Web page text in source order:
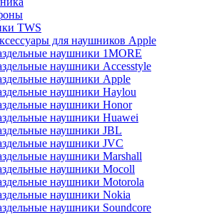
TWS
для наушников Apple
наушники 1MORE
наушники Accesstyle
наушники Apple
наушники Haylou
наушники Honor
наушники Huawei
наушники JBL
наушники JVC
наушники Marshall
наушники Mocoll
наушники Motorola
наушники Nokia
наушники Soundcore